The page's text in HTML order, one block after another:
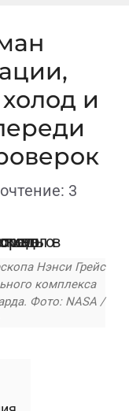
и
3
Нэнси Грейс
комплекса
Фото: NASA /